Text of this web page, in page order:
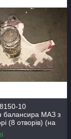
10
балансира МАЗ з
(8 отворів) (на